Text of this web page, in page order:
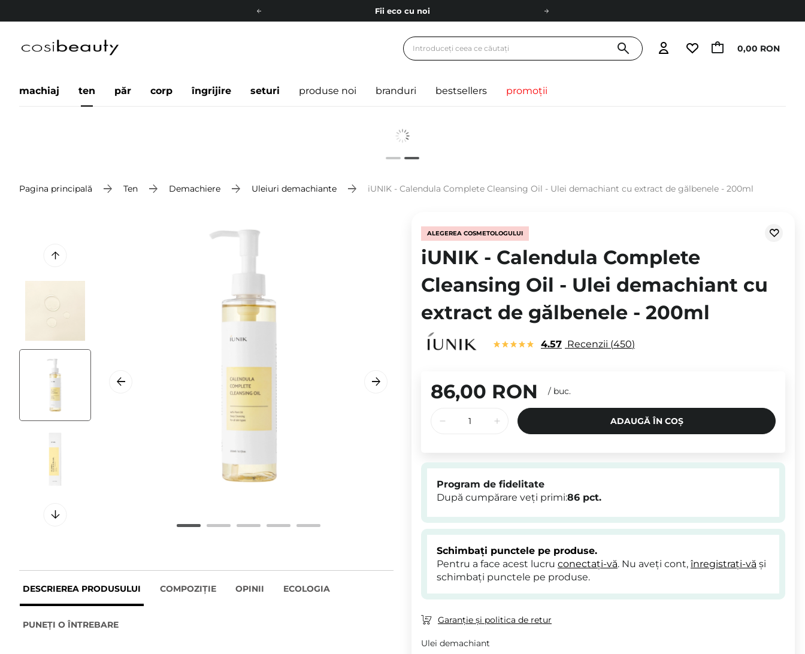
Fii eco cu noi
Livrare mai ieftină pentru comenzile de la 150 RON! 0,00 RON
machiaj ten păr corp îngrijire seturi produse noi branduri bestsellers promoții
Pagina principală Ten Demachiere Uleiuri demachiante iUNIK - Calendula Complete Cleansing Oil - Ulei demachiant cu extract de gălbenele - 200ml
DESCRIEREA PRODUSULUI COMPOZIȚIE OPINII ECOLOGIA
PUNEȚI O ÎNTREBARE
ALEGEREA COSMETOLOGULUI
iUNIK - Calendula Complete
Cleansing Oil - Ulei demachiant cu
extract de gălbenele - 200ml
4.57 Recenzii 450
86,00 RON / buc.
ADAUGĂ ÎN COȘ
Program de fidelitate
După cumpărare veți primi:86 pct.
Schimbați punctele pe produse.
Pentru a face acest lucru conectați-vă. Nu aveți cont, înregistrați-vă și
schimbați punctele pe produse.
Garanție și politica de retur
Ulei demachiant